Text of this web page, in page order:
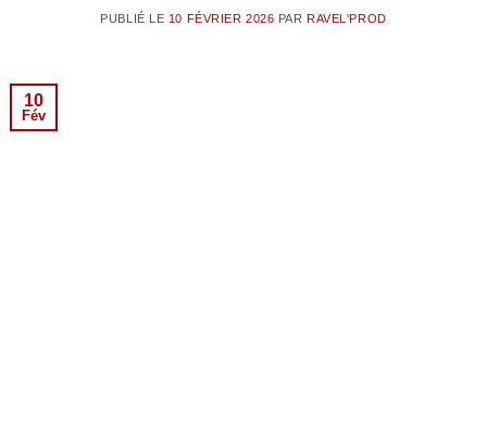
PUBLIÉ LE 10 FÉVRIER 2026 PARRAVEL'PROD
10
Fév